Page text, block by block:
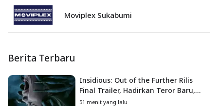
Moviplex Sukabumi
Berita Terbaru
Insidious: Out of the Further Rilis
Final Trailer, Hadirkan Teror Baru,
Iblis Kini Masuk ke Dunia Manusia
51 menit yang lalu